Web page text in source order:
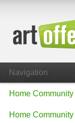
Navigation
Home Community
Home Community